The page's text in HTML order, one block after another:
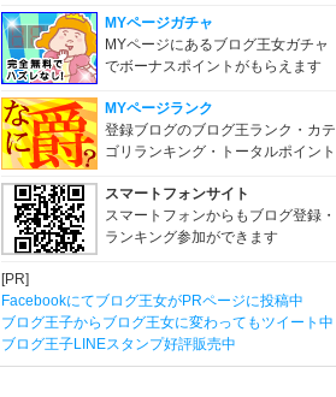
MYページガチャ
MYページにあるブログ王女ガチャ
でボーナスポイントがもらえます
MYページランク
登録ブログのブログ王ランク・カテ
ゴリランキング・トータルポイント
スマートフォンサイト
スマートフォンからもブログ登録・
ランキング参加ができます
[PR]
Facebookにてブログ王女がPRページに投稿中
ブログ王子からブログ王女に変わってもツイート中
ブログ王子LINEスタンプ好評販売中